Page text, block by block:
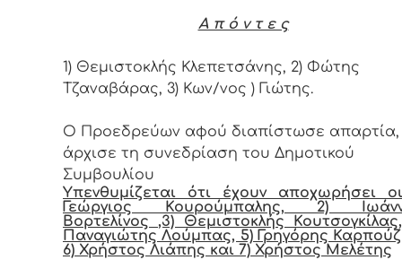
Α π ό ν τ ε ς
1) Θεμιστοκλής Κλεπετσάνης, 2) Φώτης
Τζαναβάρας, 3) Κων/νος ) Γιώτης.
Ο Προεδρεύων αφού διαπίστωσε απαρτία,
άρχισε τη συνεδρίαση του Δημοτικού
Συμβουλίου
Υπενθυμίζεται ότι έχουν αποχωρήσει
Γεώργιος Κουρούμπαλης, 2)
Βορτελίνος ,3) Θεμιστοκλής
Παναγιώτης Λούμπας, 5) Γρηγόρης
6) Χρήστος Λιάπης και 7) Χρήστος Μελέτης